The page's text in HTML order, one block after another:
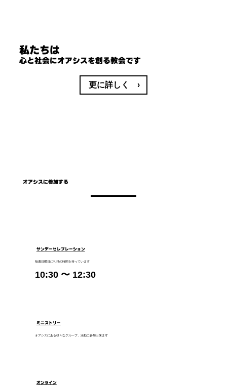
私たちは
​心と社会にオアシスを創る教会です
更に詳しく ›
オアシスに参加する
サンデーセレブレーション
毎週日曜日に礼拝の時間を持っています
10:30 〜 12:30
ミニストリー
オアシスにある様々なグループ、活動に参加出来ます
オンライン